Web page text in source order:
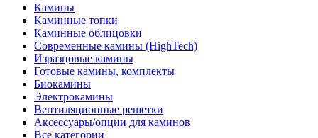
Камины
Каминные топки
Каминные облицовки
Современные камины (HighTech)
Изразцовые камины
Готовые камины, комплекты
Биокамины
Электрокамины
Вентиляционные решетки
Аксессуары/опции для каминов
Все категории